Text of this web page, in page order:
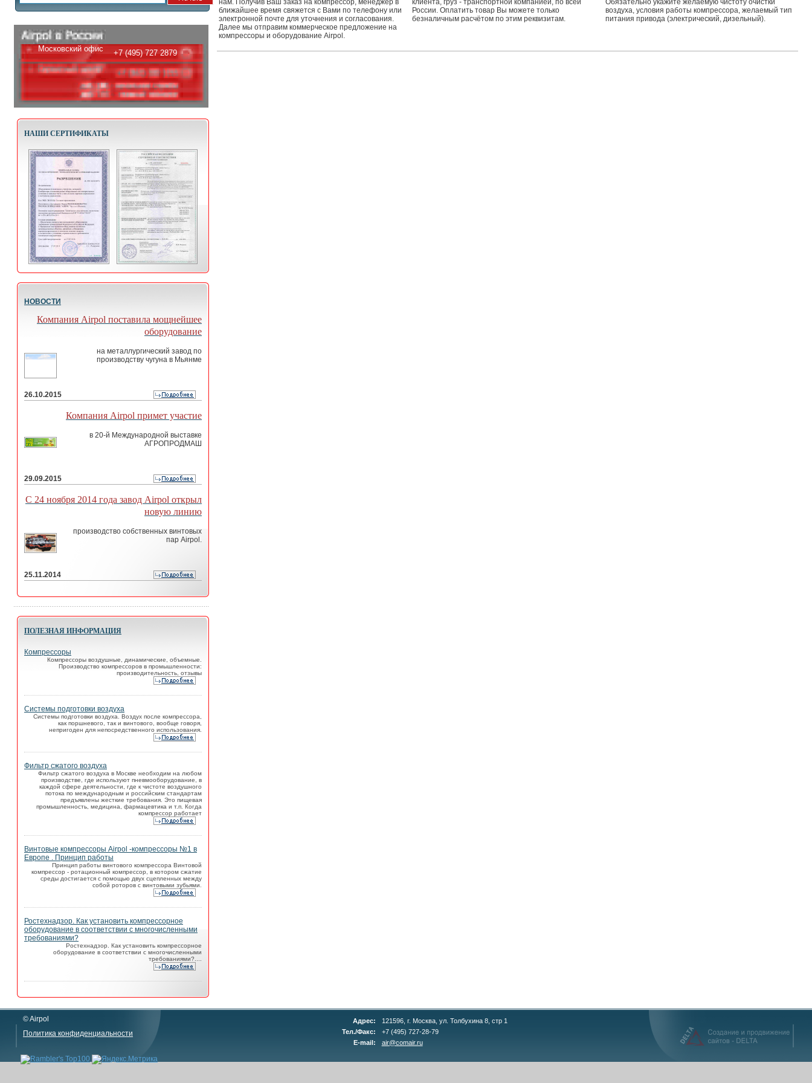
Московский офис +7 (495) 727 2879
НАШИ СЕРТИФИКАТЫ
НОВОСТИ
Компания Airpol поставила мощнейшее
оборудование
на металлургический завод по
производству чугуна в Мьянме
26.10.2015
Компания Airpol примет участие
в 20-й Международной выставке
АГРОПРОДМАШ
29.09.2015
С 24 ноября 2014 года завод Airpol открыл
новую линию
производство собственных винтовых
пар Airpol.
25.11.2014
ПОЛЕЗНАЯ ИНФОРМАЦИЯ
Компрессоры
Компрессоры воздушные, динамические, объемные.
Производство компрессоров в промышленности:
производительность, отзывы
Системы подготовки воздуха
Системы подготовки воздуха. Воздух после компрессора,
как поршневого, так и винтового, вообще говоря,
непригоден для непосредственного использования.
Фильтр сжатого воздуха
Фильтр сжатого воздуха в Москве необходим на любом
производстве, где используют пневмооборудование, в
каждой сфере деятельности, где к чистоте воздушного
потока по международным и российским стандартам
предъявлены жесткие требования. Это пищевая
промышленность, медицина, фармацевтика и т.п. Когда
компрессор работает
Винтовые компрессоры Airpol -компрессоры №1 в
Европе . Принцип работы
Принцип работы винтового компрессора Винтовой
компрессор - ротационный компрессор, в котором сжатие
среды достигается с помощью двух сцепленных между
собой роторов с винтовыми зубьями.
Ростехнадзор. Как установить компрессорное
оборудование в соответствии с многочисленными
требованиями?
Ростехнадзор. Как установить компрессорное
оборудование в соответствии с многочисленными
требованиями?....
нам. Получив Ваш заказ на компрессор, менеджер в
ближайшее время свяжется с Вами по телефону или
электронной почте для уточнения и согласования.
Далее мы отправим коммерческое предложение на
компрессоры и оборудование Airpol.
клиента, груз - транспортной компанией, по всей
России. Оплатить товар Вы можете только
безналичным расчётом по этим реквизитам.
Обязательно укажите желаемую чистоту очистки
воздуха, условия работы компрессора, желаемый тип
питания привода (электрический, дизельный).
© Airpol
Политика конфиденциальности
Адрес:
121596, г. Москва, ул. Толбухина 8, стр 1
Тел./Факс:
+7 (495) 727-28-79
E-mail:
air@comair.ru